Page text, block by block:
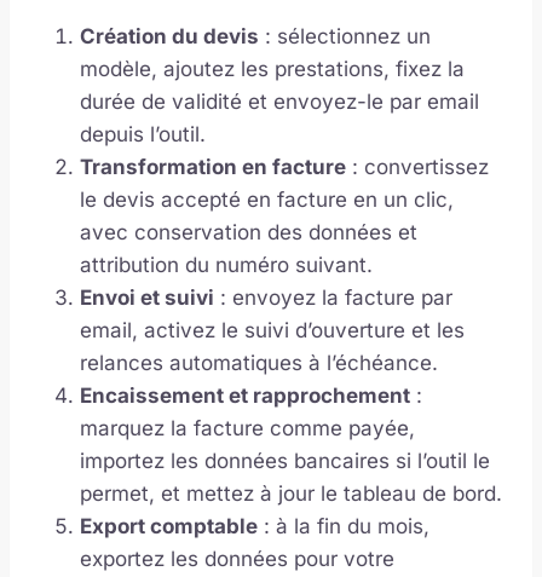
Création du devis : sélectionnez un
modèle, ajoutez les prestations, fixez la
durée de validité et envoyez-le par email
depuis l’outil.
Transformation en facture : convertissez
le devis accepté en facture en un clic,
avec conservation des données et
attribution du numéro suivant.
Envoi et suivi : envoyez la facture par
email, activez le suivi d’ouverture et les
relances automatiques à l’échéance.
Encaissement et rapprochement :
marquez la facture comme payée,
importez les données bancaires si l’outil le
permet, et mettez à jour le tableau de bord.
Export comptable : à la fin du mois,
exportez les données pour votre